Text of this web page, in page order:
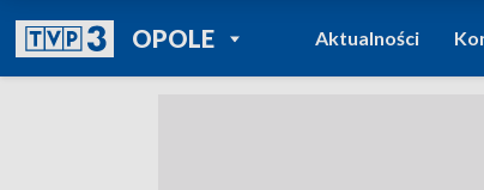
OPOLEPOWRÓT DO
TVP REGIONY
Aktualności